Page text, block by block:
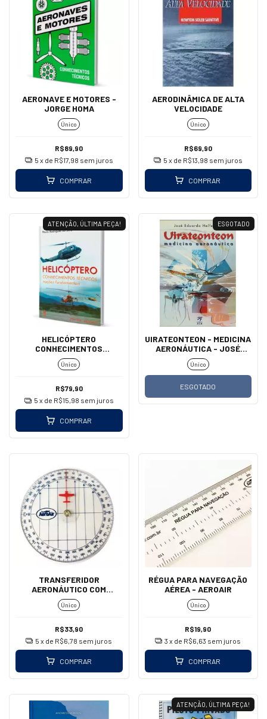
AERONAVE E MOTORES -
JORGE HOMA
Único
R$89,90
5 x de R$17,98 sem juros
COMPRAR
AERODINÂMICA DE ALTA
VELOCIDADE
Único
R$69,90
5 x de R$13,98 sem juros
COMPRAR
ATENÇÃO, ÚLTIMA PEÇA!
HELICÓPTERO
CONHECIMENTOS
TÉCNICOS
Único
R$79,90
5 x de R$15,98 sem juros
COMPRAR
ESGOTADO
UIRATEONTEON - MEDICINA
AERONÁUTICA - JOSÉ
EDUARDO HELFENSTEINS
Único
ESGOTADO
TRANSFERIDOR
AERONÁUTICO COM
CURSOR - AEROAIR
Único
R$33,90
5 x de R$6,78 sem juros
COMPRAR
RÉGUA PARA NAVEGAÇÃO
AÉREA - AEROAIR
Único
R$19,90
3 x de R$6,63 sem juros
COMPRAR
ATENÇÃO, ÚLTIMA PEÇA!